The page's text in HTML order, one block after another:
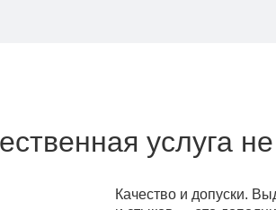
услуга
Качество и допуски.